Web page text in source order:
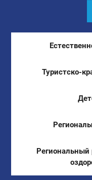
Туристско-
Региональный